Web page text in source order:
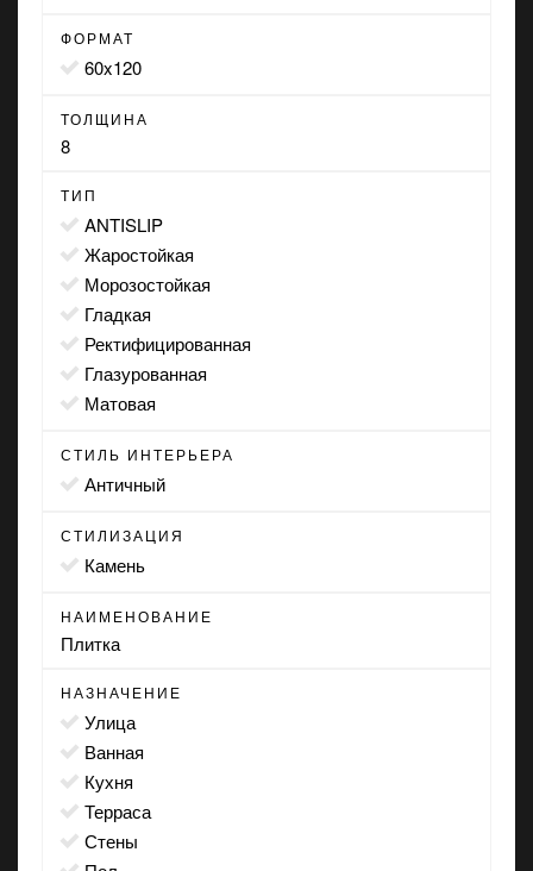
ФОРМАТ
60x120
ТОЛЩИНА
8
ТИП
ANTISLIP
жаростойкая
морозостойкая
гладкая
ректифицированная
глазурованная
матовая
СТИЛЬ ИНТЕРЬЕРА
античный
СТИЛИЗАЦИЯ
камень
НАИМЕНОВАНИЕ
Плитка
НАЗНАЧЕНИЕ
улица
ванная
кухня
терраса
стены